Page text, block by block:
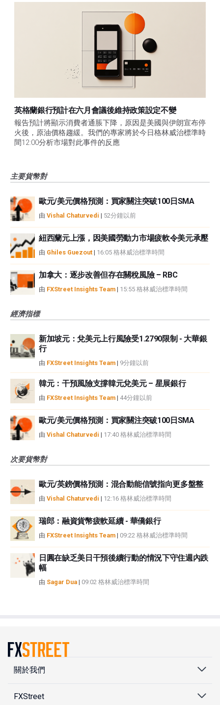
英格蘭銀行預計在六月會議後維持政策設定不變
報告預計將顯示消費者通脹下降，原因是美國與伊朗宣布停
火後，原油價格趨緩。我們的專家將於今日格林威治標準時
間12:00分析市場對此事件的反應
主要貨幣對
歐元/美元價格預測：買家關注突破100日SMA
由 Vishal Chaturvedi | 52分鐘以前
紐西蘭元上漲，因美國勞動力市場疲軟令美元承壓
由 Ghiles Guezout | 16:05 格林威治標準時間
加拿大：逐步改善但存在關稅風險 – RBC
由 FXStreet Insights Team | 15:55 格林威治標準時間
經濟指標
新加坡元：兌美元上行風險受1.2790限制 - 大華銀
行
由 FXStreet Insights Team | 9分鐘以前
韓元：干預風險支撐韓元兌美元 – 星展銀行
由 FXStreet Insights Team | 44分鐘以前
歐元/美元價格預測：買家關注突破100日SMA
由 Vishal Chaturvedi | 17:40 格林威治標準時間
次要貨幣對
歐元/英鎊價格預測：混合動能信號指向更多盤整
由 Vishal Chaturvedi | 12:16 格林威治標準時間
瑞郎：融資貨幣疲軟延續 - 華僑銀行
由 FXStreet Insights Team | 09:22 格林威治標準時間
日圓在缺乏美日干預後續行動的情況下守住週內跌
幅
由 Sagar Dua | 09:02 格林威治標準時間
關於我們
FXStreet